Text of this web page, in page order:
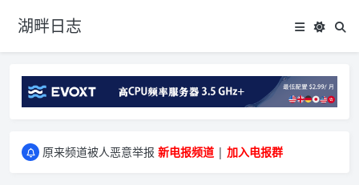
湖畔日志
greenwebpage|香港|日本|新加坡|美国等多地vps测评|移动直连|1Gbps带宽|年付€29
原来频道被人恶意举报 新电报频道 | 加入电报群